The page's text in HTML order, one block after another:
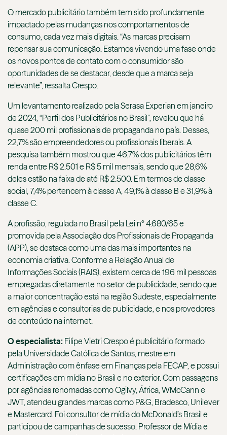
O mercado publicitário também tem sido profundamente
impactado pelas mudanças nos comportamentos de
consumo, cada vez mais digitais. “As marcas precisam
repensar sua comunicação. Estamos vivendo uma fase onde
os novos pontos de contato com o consumidor são
oportunidades de se destacar, desde que a marca seja
relevante”, ressalta Crespo.
Um levantamento realizado pela Serasa Experian em janeiro
de 2024, “Perfil dos Publicitários no Brasil”, revelou que há
quase 200 mil profissionais de propaganda no país. Desses,
22,7% são empreendedores ou profissionais liberais. A
pesquisa também mostrou que 46,7% dos publicitários têm
renda entre R$ 2.501 e R$ 5 mil mensais, sendo que 28,6%
deles estão na faixa de até R$ 2.500. Em termos de classe
social, 7,4% pertencem à classe A, 49,1% à classe B e 31,9% à
classe C.
A profissão, regulada no Brasil pela Lei nº 4.680/65 e
promovida pela Associação dos Profissionais de Propaganda
(APP), se destaca como uma das mais importantes na
economia criativa. Conforme a Relação Anual de
Informações Sociais (RAIS), existem cerca de 196 mil pessoas
empregadas diretamente no setor de publicidade, sendo que
a maior concentração está na região Sudeste, especialmente
em agências e consultorias de publicidade, e nos provedores
de conteúdo na internet.
O especialista: Filipe Vietri Crespo é publicitário formado
pela Universidade Católica de Santos, mestre em
Administração com ênfase em Finanças pela FECAP, e possui
certificações em mídia no Brasil e no exterior. Com passagens
por agências renomadas como Ogilvy, África, WMcCann e
JWT, atendeu grandes marcas como P&G, Bradesco, Unilever
e Mastercard. Foi consultor de mídia do McDonald’s Brasil e
participou de campanhas de sucesso. Professor de Mídia e